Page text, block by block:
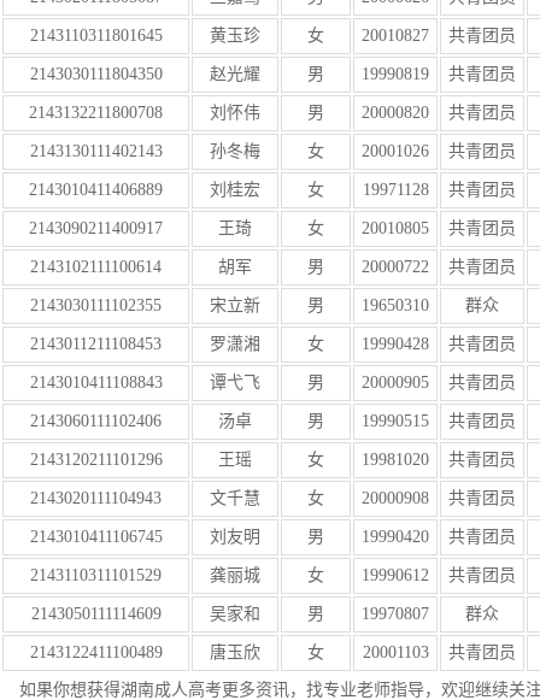
2143110311801645 黄玉珍 女 20010827 共青团员
2143030111804350 赵光耀 男 19990819 共青团员
2143132211800708 刘怀伟 男 20000820 共青团员
2143130111402143 孙冬梅 女 20001026 共青团员
2143010411406889 刘桂宏 女 19971128 共青团员
2143090211400917 王琦 女 20010805 共青团员
2143102111100614 胡军 男 20000722 共青团员
2143030111102355 宋立新 男 19650310 群众
2143011211108453 罗潇湘 女 19990428 共青团员
2143010411108843 谭弋飞 男 20000905 共青团员
2143060111102406 汤卓 男 19990515 共青团员
2143120211101296 王瑶 女 19981020 共青团员
2143020111104943 文千慧 女 20000908 共青团员
2143010411106745 刘友明 男 19990420 共青团员
2143110311101529 龚丽城 女 19990612 共青团员
2143050111114609 吴家和 男 19970807 群众
2143122411100489 唐玉欣 女 20001103 共青团员
如果你想获得湖南成人高考更多资讯，找专业老师指导，欢迎继续关